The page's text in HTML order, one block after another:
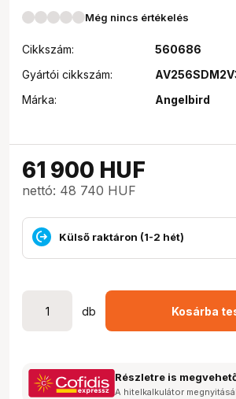
Még nincs értékelés
Cikkszám:
560686
Gyártói cikkszám:
Márka:
Angelbird
61 900 HUF
nettó: 48 740 HUF
Külső raktáron (1-2 hét)
db Kosárba
Részletre is
A hitelkalkulátor